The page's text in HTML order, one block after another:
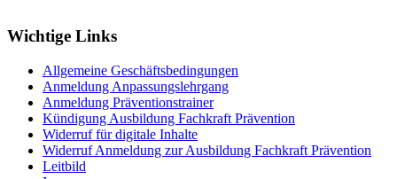
Wichtige Links
Allgemeine Geschäftsbedingungen
Anmeldung Anpassungslehrgang
Anmeldung Präventionstrainer
Kündigung Ausbildung Fachkraft Prävention
Widerruf für digitale Inhalte
Widerruf Anmeldung zur Ausbildung Fachkraft Prävention
Leitbild